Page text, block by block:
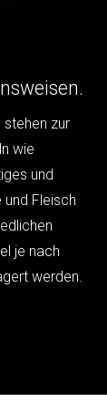
zur
wie
und
Fleisch
je nach
werden.